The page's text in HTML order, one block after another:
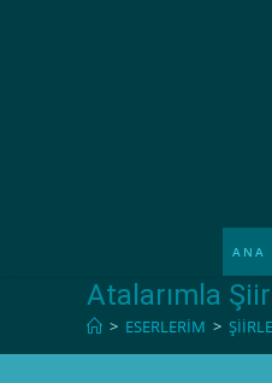
ANA
Atalarımla
> ESERLERİM >